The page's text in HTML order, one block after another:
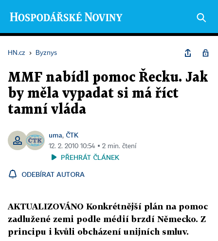
HN.cz › Byznys
MMF nabídl pomoc Řecku. Jak
by měla vypadat si má říct
tamní vláda
uma, ČTK
12. 2. 2010 10:54 ▪ 2 min. čtení
PŘEHRÁT ČLÁNEK
ODEBÍRAT AUTORA
AKTUALIZOVÁNO Konkrétnější plán na pomoc
zadlužené zemi podle médií brzdí Německo. Z
principu i kvůli obcházení unijních smluv.